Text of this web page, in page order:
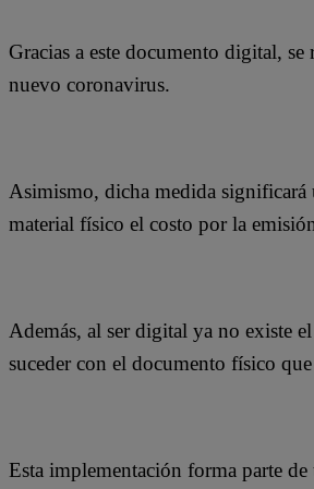
Gracias a este documento digital,
nuevo coronavirus.
Asimismo, dicha medida
material físico el costo por la
Además, al ser digital ya no existe
suceder con el documento físico
Esta implementación forma parte